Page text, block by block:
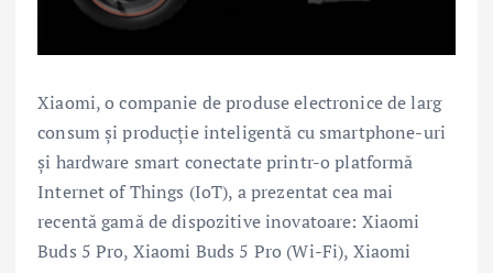
Xiaomi, o companie de produse electronice de larg
consum și producție inteligentă cu smartphone-uri
și hardware smart conectate printr-o platformă
Internet of Things (IoT), a prezentat cea mai
recentă gamă de dispozitive inovatoare: Xiaomi
Buds 5 Pro, Xiaomi Buds 5 Pro (Wi-Fi), Xiaomi